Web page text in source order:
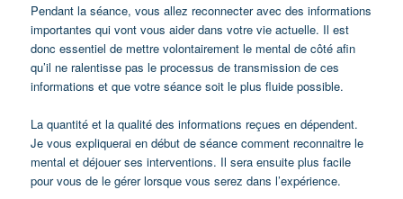
Pendant la séance, vous allez reconnecter avec des informations
importantes qui vont vous aider dans votre vie actuelle. Il est
donc essentiel de mettre volontairement le mental de côté afin
qu’il ne ralentisse pas le processus de transmission de ces
informations et que votre séance soit le plus fluide possible.
La quantité et la qualité des informations reçues en dépendent.
Je vous expliquerai en début de séance comment reconnaitre le
mental et déjouer ses interventions. Il sera ensuite plus facile
pour vous de le gérer lorsque vous serez dans l’expérience.